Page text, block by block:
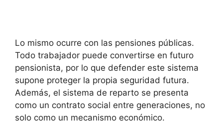
Lo mismo ocurre con las pensiones públicas.
Todo trabajador puede convertirse en futuro
pensionista, por lo que defender este sistema
supone proteger la propia seguridad futura.
Además, el sistema de reparto se presenta
como un contrato social entre generaciones, no
solo como un mecanismo económico.